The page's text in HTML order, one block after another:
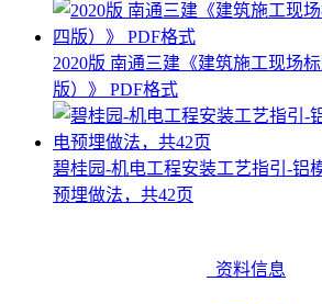
2020版 南通三建《建筑施工现场
版）》 PDF格式
碧桂园-机电工程安装工艺指引-铝
预埋做法，共42页
资料信息